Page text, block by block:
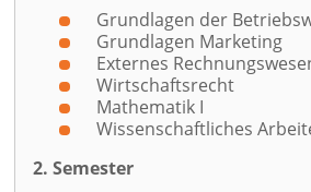
Grundlagen der
Grundlagen Marketing
Externes
Wirtschaftsrecht
Mathematik I
Wissenschaftliches
2. Semester